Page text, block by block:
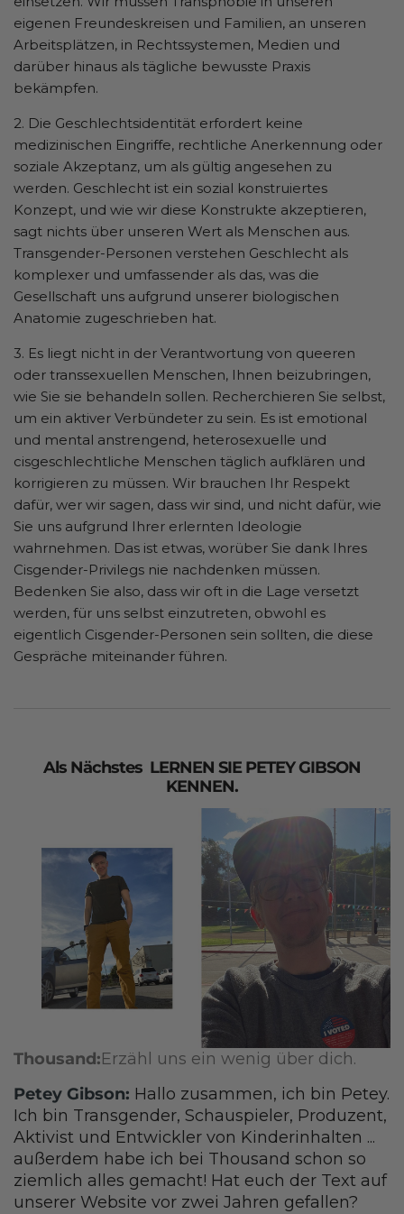
eigenen Freundeskreisen und Familien, an unseren
Arbeitsplätzen, in Rechtssystemen, Medien und
darüber hinaus als tägliche bewusste Praxis
bekämpfen.
2. Die Geschlechtsidentität erfordert keine
medizinischen Eingriffe, rechtliche Anerkennung oder
soziale Akzeptanz, um als gültig angesehen zu
werden. Geschlecht ist ein sozial konstruiertes
Konzept, und wie wir diese Konstrukte akzeptieren,
sagt nichts über unseren Wert als Menschen aus.
Transgender-Personen verstehen Geschlecht als
komplexer und umfassender als das, was die
Gesellschaft uns aufgrund unserer biologischen
Anatomie zugeschrieben hat.
3. Es liegt nicht in der Verantwortung von queeren
oder transsexuellen Menschen, Ihnen beizubringen,
wie Sie sie behandeln sollen. Recherchieren Sie selbst,
um ein aktiver Verbündeter zu sein. Es ist emotional
und mental anstrengend, heterosexuelle und
cisgeschlechtliche Menschen täglich aufklären und
korrigieren zu müssen. Wir brauchen Ihr Respekt
dafür, wer wir sagen, dass wir sind, und nicht dafür, wie
Sie uns aufgrund Ihrer erlernten Ideologie
wahrnehmen. Das ist etwas, worüber Sie dank Ihres
Cisgender-Privilegs nie nachdenken müssen.
Bedenken Sie also, dass wir oft in die Lage versetzt
werden, für uns selbst einzutreten, obwohl es
eigentlich Cisgender-Personen sein sollten, die diese
Gespräche miteinander führen.
Als Nächstes LERNEN SIE PETEY GIBSON
KENNEN.
Thousand:Erzähl uns ein wenig über dich.
Petey Gibson: Hallo zusammen, ich bin Petey.
Ich bin Transgender, Schauspieler, Produzent,
Aktivist und Entwickler von Kinderinhalten ...
außerdem habe ich bei Thousand schon so
ziemlich alles gemacht! Hat euch der Text auf
unserer Website vor zwei Jahren gefallen?